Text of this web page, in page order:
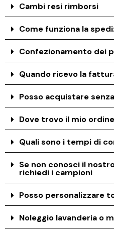
Cambi resi rimborsi
Come funziona la
Confezionamento dei
Quando ricevo la
Posso acquistare
Dove trovo il mio
Quali sono i tempi di
Se non conosci il
richiedi i campioni
Posso personalizzare
Noleggio lavanderia o